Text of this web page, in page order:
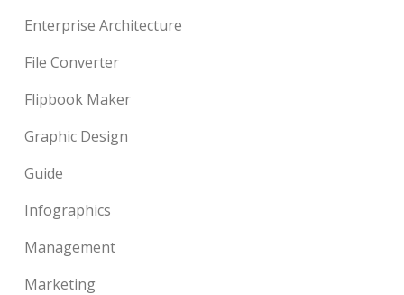
Enterprise Architecture
File Converter
Flipbook Maker
Graphic Design
Guide
Infographics
Management
Marketing